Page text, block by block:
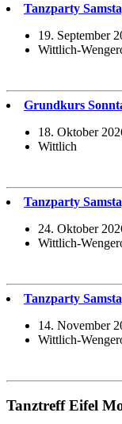
Tanzparty
19. September
Wittlich-
Grundkurs
18. Oktober
Wittlich
Tanzparty
24. Oktober
Wittlich-
Tanzparty
14. November
Wittlich-
Tanztreff Eifel